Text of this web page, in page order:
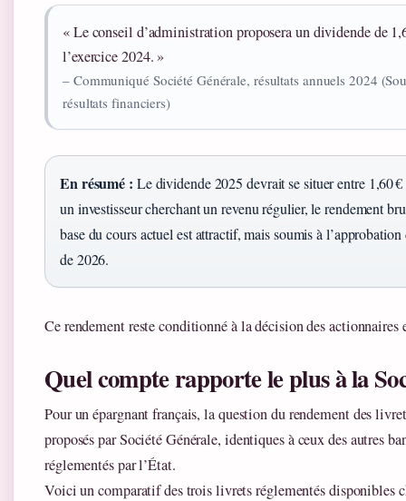
« Le conseil d’administration proposera un dividende de
l’exercice 2024. »
– Communiqué Société Générale, résultats annuels 2024
résultats financiers)
En résumé : Le dividende 2025 devrait se situer entre 1,60
un investisseur cherchant un revenu régulier, le rendement
base du cours actuel est attractif, mais soumis à l’approbation
de 2026.
Ce rendement reste conditionné à la décision des actionnaires
Quel compte rapporte le plus à la
Pour un épargnant français, la question du rendement des
proposés par Société Générale, identiques à ceux des autres
réglementés par l’État.
Voici un comparatif des trois livrets réglementés disponibles